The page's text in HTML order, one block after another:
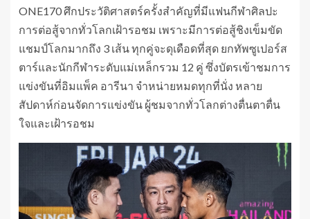
ONE170 ศึกประวัติศาสตร์ครั้งสำคัญที่มีแฟนกีฬาศิลปะ
การต่อสู้จากทั่วโลกเฝ้ารอชม เพราะมีการต่อสู้ชิงเข็มขัด
แชมป์โลกมากถึง 3 เส้น ทุกคู่จะดุเดือดที่สุด ยกทัพซูเปอร์ส
ตาร์และนักกีฬาระดับแม่เหล็กรวม 12 คู่ ซึ่งบัตรเข้าชมการ
แข่งขันที่อิมแพ็ค อารีนา จำหน่ายหมดทุกที่นั่ง หลาย
สัปดาห์ก่อนจัดการแข่งขัน ผู้ชมจากทั่วโลกต่างตื่นตาตื่น
ใจและเฝ้ารอชม